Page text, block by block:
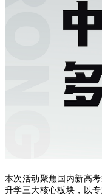
本次活动聚焦国内新高
升学三大核心板块，以